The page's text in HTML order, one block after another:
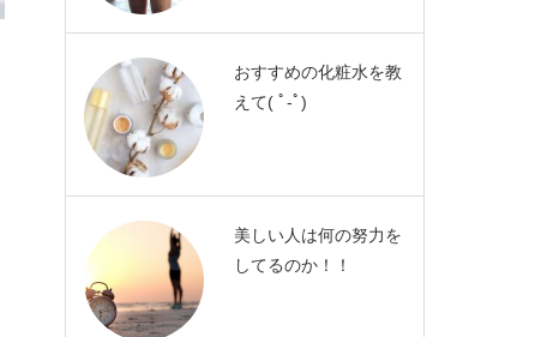
おすすめの化粧水を教
えて( ﾟ-ﾟ)
美しい人は何の努力を
してるのか！！